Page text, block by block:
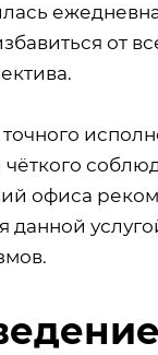
от
офиса
данной